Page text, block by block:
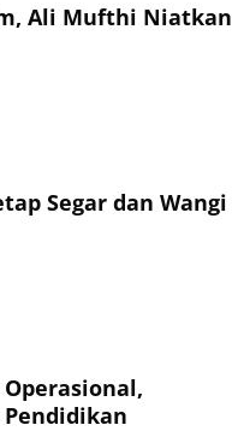
Ali Mufthi Niatkan
Segar dan Wangi